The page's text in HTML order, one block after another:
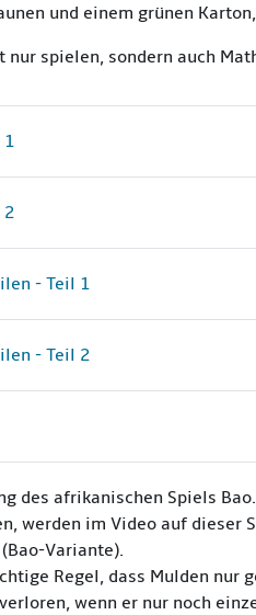
und einem grünen
spielen, sondern auch
1Aufgabe
2Aufgabe
- Teil 1Aufgabe
- Teil 2Aufgabe
des afrikanischen Spiels
werden im Video auf dieser
(Bao-Variante).
Regel, dass Mulden nur
wenn er nur noch